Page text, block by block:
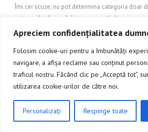
Apreciem confidențialitatea
Folosim cookie-uri pentru a îmbunătăți
navigare, a afișa reclame sau conținut
traficul nostru. Făcând clic pe „Acceptă tot”,
utilizarea cookie-urilor de către noi.
Personalizați Respinge toate
Îmi cer scuze, nu pot determina categoria doar
categoriile disponibile sau o scurtă descriere a
Îmi lipsește contextul despre conținutul
Îmi pare rău, nu pot determina categoria doar
ce categorii folosește site-ul tău sau domeniul
Îmi poți oferi mai multe detalii despre obiect?
decorativ, mobilier din lemn sau unelte/artizanat
Îmi poți spune în ce domeniu apare articolul
tehnologie)? Fără context, nu pot determina
CLICK AICI PENTRU A